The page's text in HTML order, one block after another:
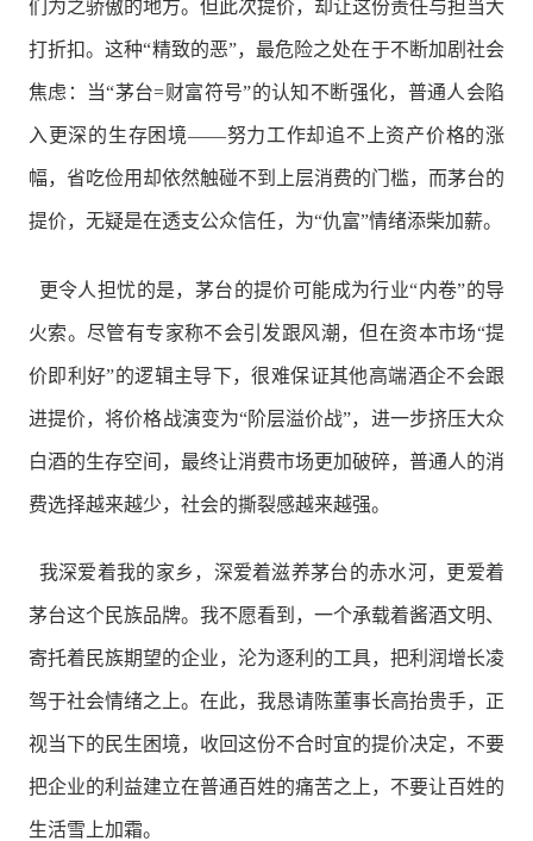
们为之骄傲的地方。但此次提价，却让这份责任与担当大
打折扣。这种“精致的恶”，最危险之处在于不断加剧社会
焦虑：当“茅台=财富符号”的认知不断强化，普通人会陷
入更深的生存困境——努力工作却追不上资产价格的涨
幅，省吃俭用却依然触碰不到上层消费的门槛，而茅台的
提价，无疑是在透支公众信任，为“仇富”情绪添柴加薪。
更令人担忧的是，茅台的提价可能成为行业“内卷”的导
火索。尽管有专家称不会引发跟风潮，但在资本市场“提
价即利好”的逻辑主导下，很难保证其他高端酒企不会跟
进提价，将价格战演变为“阶层溢价战”，进一步挤压大众
白酒的生存空间，最终让消费市场更加破碎，普通人的消
费选择越来越少，社会的撕裂感越来越强。
我深爱着我的家乡，深爱着滋养茅台的赤水河，更爱着
茅台这个民族品牌。我不愿看到，一个承载着酱酒文明、
寄托着民族期望的企业，沦为逐利的工具，把利润增长凌
驾于社会情绪之上。在此，我恳请陈董事长高抬贵手，正
视当下的民生困境，收回这份不合时宜的提价决定，不要
把企业的利益建立在普通百姓的痛苦之上，不要让百姓的
生活雪上加霜。